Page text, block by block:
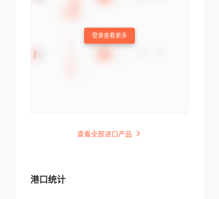
登录查看更多
查看全部进口产品
港口统计